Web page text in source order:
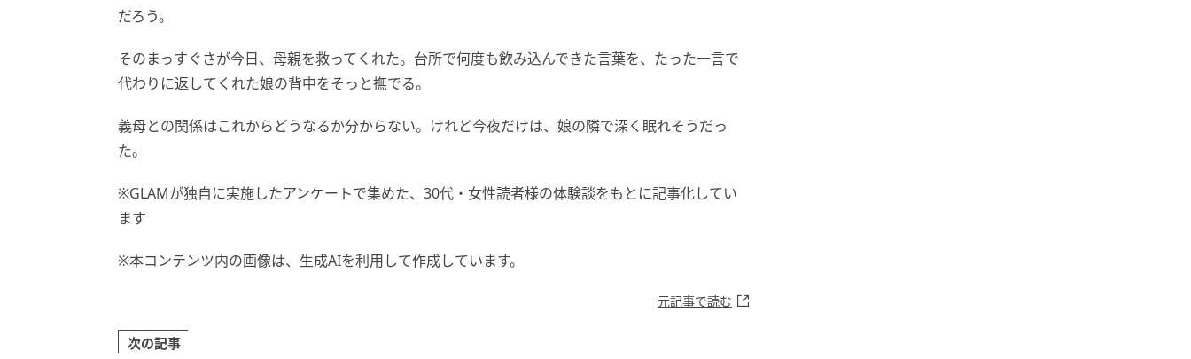
だろう。
そのまっすぐさが今日、母親を救ってくれた。台所で何度も飲み込んできた言葉を、たった一言で
代わりに返してくれた娘の背中をそっと撫でる。
義母との関係はこれからどうなるか分からない。けれど今夜だけは、娘の隣で深く眠れそうだっ
た。
※GLAMが独自に実施したアンケートで集めた、30代・女性読者様の体験談をもとに記事化してい
ます
※本コンテンツ内の画像は、生成AIを利用して作成しています。
元記事で読む
次の記事